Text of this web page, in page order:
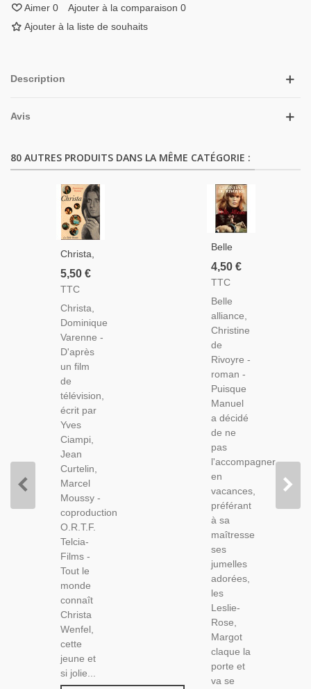
Aimer 0 Ajouter à la comparaison 0
Ajouter à la liste de souhaits
Description
Avis
80 AUTRES PRODUITS DANS LA MÊME CATÉGORIE :
Christa,
Dominique
Varenne,
Feuilleton
TV, Série
TV,
Télévision
1970,
Roman
D'amour,
5,50 €
TTC
Christa,
Dominique
Varenne -
D'après
un film
de
télévision,
écrit par
Yves
Ciampi,
Jean
Curtelin,
Marcel
Moussy -
coproduction
O.R.T.F.
Telcia-
Films -
Tout le
monde
connaît
Christa
Wenfel,
cette
jeune et
si jolie...
Belle
Alliance,
Christine
Rivoyre,
1982 -
4,50 €
TTC
Belle
alliance,
Christine
de
Rivoyre -
roman -
Puisque
Manuel
a décidé
de ne
pas
l'accompagner
en
vacances,
préférant
à sa
maîtresse
ses
jumelles
adorées,
les
Leslie-
Rose,
Margot
claque la
porte et
va se